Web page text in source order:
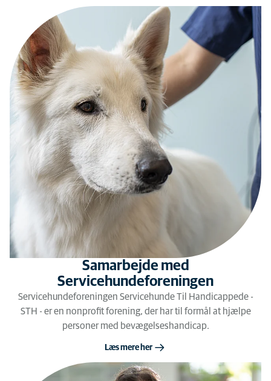
Samarbejde med
Servicehundeforeningen
Servicehundeforeningen Servicehunde Til Handicappede -
STH - er en nonprofit forening, der har til formål at hjælpe
personer med bevægelseshandicap.
Læs mere her